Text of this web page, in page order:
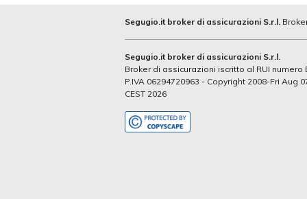
Segugio.it broker di assicurazioni S.r.l.
Segugio.it broker di assicurazioni S.r.l.
Broker di assicurazioni iscritto al RUI numero
P.IVA 06294720963 - Copyright 2008-Fri Aug
CEST 2026